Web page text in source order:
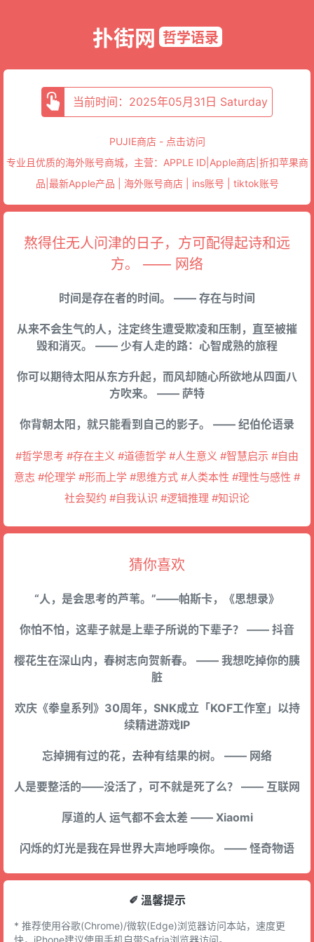
扑街网 哲学语录
当前时间：2025年05月31日 Saturday
PUJIE商店 - 点击访问
专业且优质的海外账号商城，主营：APPLE ID|Apple商店|折扣苹果商
品|最新Apple产品 | 海外账号商店 | ins账号 | tiktok账号
熬得住无人问津的日子，方可配得起诗和远
方。 —— 网络
时间是存在者的时间。 —— 存在与时间
从来不会生气的人，注定终生遭受欺凌和压制，直至被摧
毁和消灭。 —— 少有人走的路：心智成熟的旅程
你可以期待太阳从东方升起，而风却随心所欲地从四面八
方吹来。 —— 萨特
你背朝太阳，就只能看到自己的影子。 —— 纪伯伦语录
#哲学思考 #存在主义 #道德哲学 #人生意义 #智慧启示 #自由
意志 #伦理学 #形而上学 #思维方式 #人类本性 #理性与感性 #
社会契约 #自我认识 #逻辑推理 #知识论
猜你喜欢
“人，是会思考的芦苇。”——帕斯卡，《思想录》
你怕不怕，这辈子就是上辈子所说的下辈子？ —— 抖音
樱花生在深山内，春树志向贺新春。 —— 我想吃掉你的胰
脏
欢庆《拳皇系列》30周年，SNK成立「KOF工作室」以持
续精进游戏IP
忘掉拥有过的花，去种有结果的树。 —— 网络
人是要整活的——没活了，可不就是死了么？ —— 互联网
厚道的人 运气都不会太差 —— Xiaomi
闪烁的灯光是我在异世界大声地呼唤你。 —— 怪奇物语
✐ 溫馨提示
* 推荐使用谷歌(Chrome)/微软(Edge)浏览器访问本站，速度更
快，iPhone建议使用手机自带Safria浏览器访问。